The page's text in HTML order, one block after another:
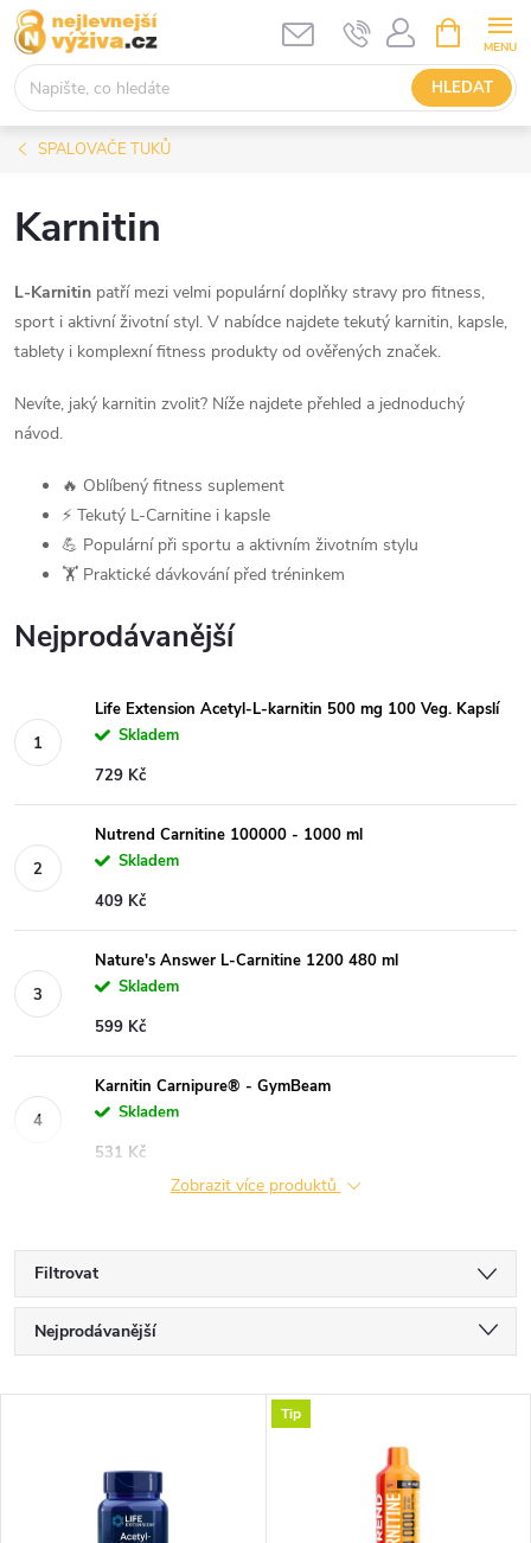
Přejít
na
obsah
HLEDAT
NÁKUPNÍ
KOŠÍK
SPALOVAČE TUKŮ
Karnitin
L-Karnitin patří mezi velmi populární doplňky stravy pro fitness,
sport i aktivní životní styl. V nabídce najdete tekutý karnitin, kapsle,
tablety i komplexní fitness produkty od ověřených značek.
Nevíte, jaký karnitin zvolit? Níže najdete přehled a jednoduchý
návod.
🔥 Oblíbený fitness suplement
⚡ Tekutý L-Carnitine i kapsle
💪 Populární při sportu a aktivním životním stylu
🏋️ Praktické dávkování před tréninkem
Nejprodávanější
Life Extension Acetyl-L-karnitin 500 mg 100 Veg. Kapslí
Skladem
729 Kč
Nutrend Carnitine 100000 - 1000 ml
Skladem
409 Kč
Nature's Answer L-Carnitine 1200 480 ml
Skladem
599 Kč
Karnitin Carnipure® - GymBeam
Skladem
531 Kč
Zobrazit více produktů
Filtrovat
Ř
a
Nejprodávanější
Abecedně
Tip